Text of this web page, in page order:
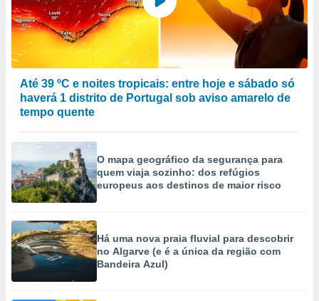
Até 39 ºC e noites tropicais: entre hoje e sábado só
haverá 1 distrito de Portugal sob aviso amarelo de
tempo quente
O mapa geográfico da segurança para
quem viaja sozinho: dos refúgios
europeus aos destinos de maior risco
Há uma nova praia fluvial para descobrir
no Algarve (e é a única da região com
Bandeira Azul)